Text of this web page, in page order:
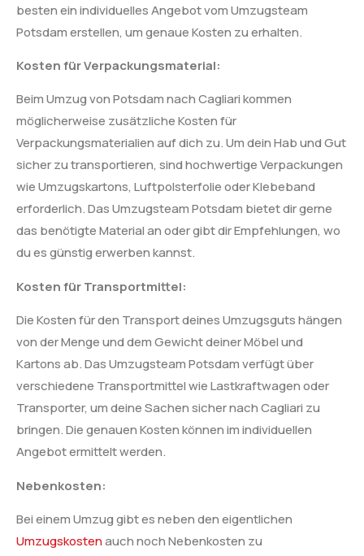
besten ein individuelles Angebot vom Umzugsteam
Potsdam erstellen, um genaue Kosten zu erhalten.
Kosten für Verpackungsmaterial:
Beim Umzug von Potsdam nach Cagliari kommen
möglicherweise zusätzliche Kosten für
Verpackungsmaterialien auf dich zu. Um dein Hab und Gut
sicher zu transportieren, sind hochwertige Verpackungen
wie Umzugskartons, Luftpolsterfolie oder Klebeband
erforderlich. Das Umzugsteam Potsdam bietet dir gerne
das benötigte Material an oder gibt dir Empfehlungen, wo
du es günstig erwerben kannst.
Kosten für Transportmittel:
Die Kosten für den Transport deines Umzugsguts hängen
von der Menge und dem Gewicht deiner Möbel und
Kartons ab. Das Umzugsteam Potsdam verfügt über
verschiedene Transportmittel wie Lastkraftwagen oder
Transporter, um deine Sachen sicher nach Cagliari zu
bringen. Die genauen Kosten können im individuellen
Angebot ermittelt werden.
Nebenkosten:
Bei einem Umzug gibt es neben den eigentlichen
Umzugskostenauch noch Nebenkosten zu